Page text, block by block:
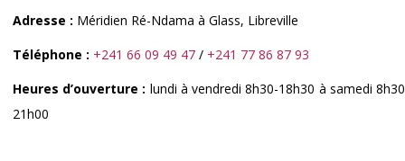
Adresse : Méridien Ré-Ndama à Glass, Libreville
Téléphone : +241 66 09 49 47 / +241 77 86 87 93
Heures d’ouverture : lundi à vendredi 8h30-18h30 à samedi
21h00